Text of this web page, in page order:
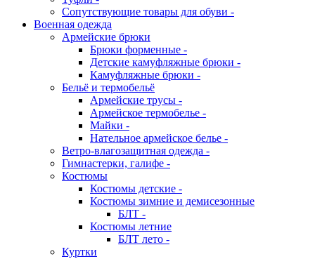
Сопутствующие товары для обуви -
Военная одежда
Армейские брюки
Брюки форменные -
Детские камуфляжные брюки -
Камуфляжные брюки -
Бельё и термобельё
Армейские трусы -
Армейское термобелье -
Майки -
Нательное армейское белье -
Ветро-влагозащитная одежда -
Гимнастерки, галифе -
Костюмы
Костюмы детские -
Костюмы зимние и демисезонные
БЛТ -
Костюмы летние
БЛТ лето -
Куртки